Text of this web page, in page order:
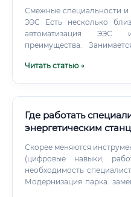
Смежные специальности и
ЭЭС Есть несколько
автоматизация ЭЭС
преимущества.
Читать статью →
Где работать
энергетическим
Скорее меняются
(цифровые навыки,
необходимость
Модернизация парка: